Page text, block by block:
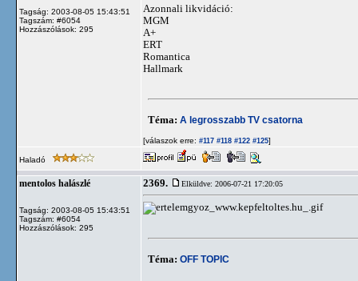
Tagság: 2003-08-05 15:43:51
Tagszám: #6054
Hozzászólások: 295
Azonnali likvidáció:
MGM
A+
ERT
Romantica
Hallmark
Téma: A legrosszabb TV csatorna
[válaszok erre: #117 #118 #122 #125]
Haladó
mentolos halászlé
Tagság: 2003-08-05 15:43:51
Tagszám: #6054
Hozzászólások: 295
2369. Elküldve: 2006-07-21 17:20:05
Téma: OFF TOPIC